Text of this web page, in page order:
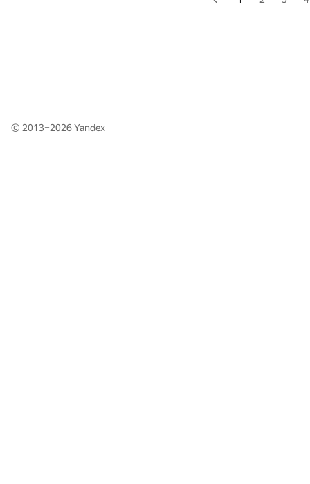
© 2013–2026Yandex